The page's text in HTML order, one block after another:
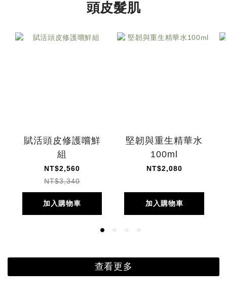
頭皮髮肌
賦活頭皮修護嚐鮮
組
NT$2,560
NT$3,340
加入購物車
堅韌與重生精華水
100ml
NT$2,080
加入購物車
查看更多